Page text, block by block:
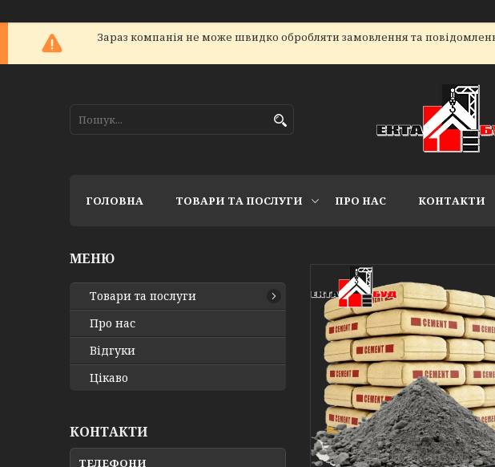
Зараз компанія не може швидко обробляти замовлення та
ГОЛОВНА ТОВАРИ ТА ПОСЛУГИ ПРО НАС КОНТАКТИ
Товари та послуги
Про нас
Відгуки
Цікаво
КОНТАКТИ